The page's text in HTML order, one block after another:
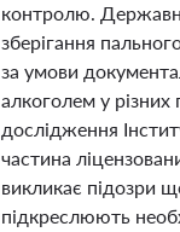
контролю.
зберігання
за умови
алкоголем у різних
дослідження
частина
викликає підозри
підкреслюють